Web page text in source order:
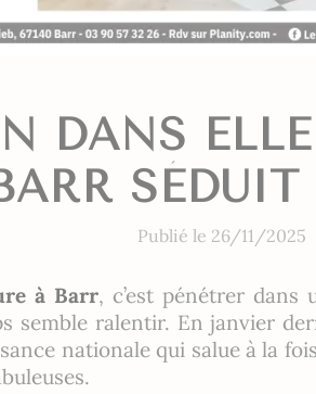
DANS
SÉDUIT
Publié le 26/11/2025
à Barr, c’est pénétrer
semble ralentir. En janvier
nationale qui salue à la